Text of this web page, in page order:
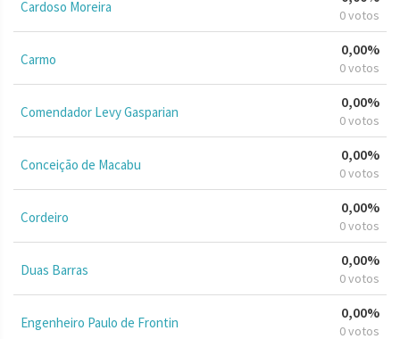
Cardoso Moreira 0 votos
Carmo
0,00%
0 votos
Comendador Levy Gasparian
0,00%
0 votos
Conceição de Macabu
0,00%
0 votos
Cordeiro
0,00%
0 votos
Duas Barras
0,00%
0 votos
Engenheiro Paulo de Frontin
0,00%
0 votos